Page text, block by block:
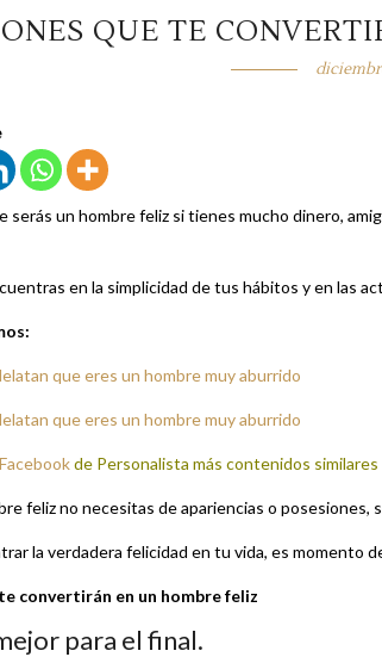
QUE TE
serás un hombre feliz si tienes mucho dinero,
en la simplicidad de tus hábitos y en las
que eres un hombre muy aburrido
que eres un hombre muy aburrido
Facebookde Personalista más contenidos similares
feliz no necesitas de apariencias o
la verdadera felicidad en tu vida, es momento
convertirán en un hombre feliz
para el final.